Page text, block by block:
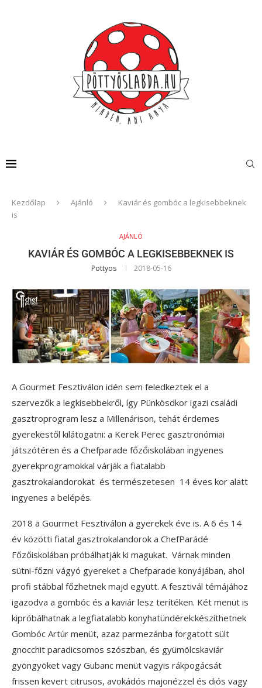
Kezdőlap Ajánló
Kaviár és gombóc a legkisebbeknek
is
AJÁNLÓ
KAVIÁR ÉS GOMBÓC A LEGKISEBBEKNEK IS
Pottyos 2018-05-16
A Gourmet Fesztiválon idén sem feledkeztek el a
szervezők a legkisebbekről, így Pünkösdkor igazi családi
gasztroprogram lesz a Millenárison, tehát érdemes
gyerekestől kilátogatni: a Kerek Perec gasztronómiai
játszótéren és a Chefparade főzőiskolában ingyenes
gyerekprogramokkal várják a fiatalabb
gasztrokalandorokat és természetesen 14 éves kor alatt
ingyenes a belépés.
2018 a Gourmet Fesztiválon a gyerekek éve is. A 6 és 14
év közötti fiatal gasztrokalandorok a ChefParádé
Főzőiskolában próbálhatják ki magukat. Várnak minden
sütni-főzni vágyó gyereket a Chefparade konyájában, ahol
profi stábbal főzhetnek majd együtt. A fesztivál témájához
igazodva a gombóc és a kaviár lesz terítéken. Két menüt is
kipróbálhatnak a legfiatalabb konyhatündérek:készíthetnek
Gombóc Artúr menüt, azaz parmezánba forgatott sült
gnocchit paradicsomos szószban, és gyümölcskaviár
gyöngyöket vagy Gubanc menüt vagyis rákpogácsát
frissen kevert citrusos, avokádós majonézzel és diós vagy